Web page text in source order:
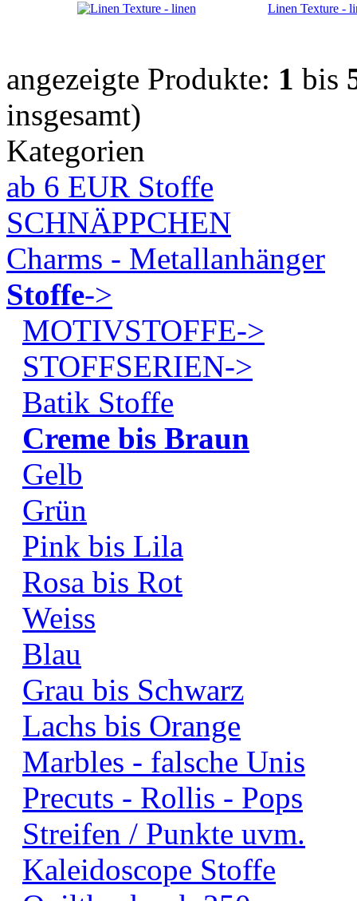
Linen Texture -
angezeigte Produkte: 1 bis
insgesamt)
Kategorien
ab 6 EUR Stoffe
SCHNÄPPCHEN
Charms - Metallanhänger
Stoffe->
MOTIVSTOFFE->
STOFFSERIEN->
Batik Stoffe
Creme bis Braun
Gelb
Grün
Pink bis Lila
Rosa bis Rot
Weiss
Blau
Grau bis Schwarz
Lachs bis Orange
Marbles - falsche Unis
Precuts - Rollis - Pops
Streifen / Punkte uvm.
Kaleidoscope Stoffe